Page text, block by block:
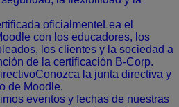
oficialmente Lea el
con los educadores, los
los clientes y la sociedad a
de la certificación B-Corp.
Conozca la junta directiva y
de Moodle.
eventos y fechas de nuestras